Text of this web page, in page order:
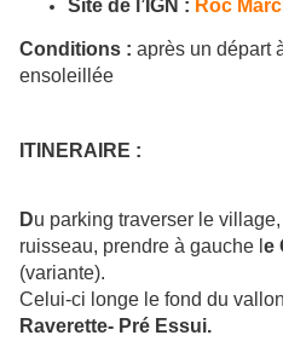
Site de l’IGN : Roc
Conditions : après un départ
ensoleillée
ITINERAIRE :
Du parking traverser le
ruisseau, prendre à gauche l e
(variante).
Celui-ci longe le fond du
Raverette- Pré Essui.